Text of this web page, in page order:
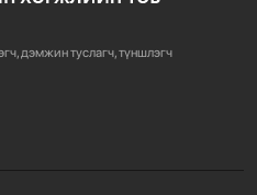
ТУХАЙ ХУУЛИЙН
дэмжин туслагч, түншлэгч